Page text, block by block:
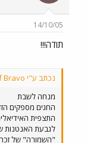
14/10/05
תודה!!!
נכתב ע"י Golf Bravo:
מנחה לשבת
החגים מספקים
התצפית
לגבעת האנטנות
"השמורה" של